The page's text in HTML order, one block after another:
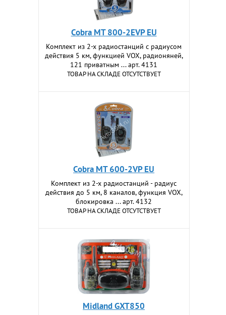
Cobra MT 800-2EVP EU
Комплект из 2-х радиостанций с радиусом
действия 5 км, функцией VOX, радионяней,
121 приватным ... арт. 4131
ТОВАР НА СКЛАДЕ ОТСУТСТВУЕТ
Cobra MT 600-2VP EU
Комплект из 2-х радиостанций - радиус
действия до 5 км, 8 каналов, функция VOX,
блокировка ... арт. 4132
ТОВАР НА СКЛАДЕ ОТСУТСТВУЕТ
Midland GXT850